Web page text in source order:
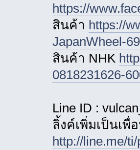
https://
สินค้า https://
JapanWheel-
สินค้า NHK
0818231626-
Line ID :
ลิ้งค์เพิ่มเป็นเพื่
http://line.me/